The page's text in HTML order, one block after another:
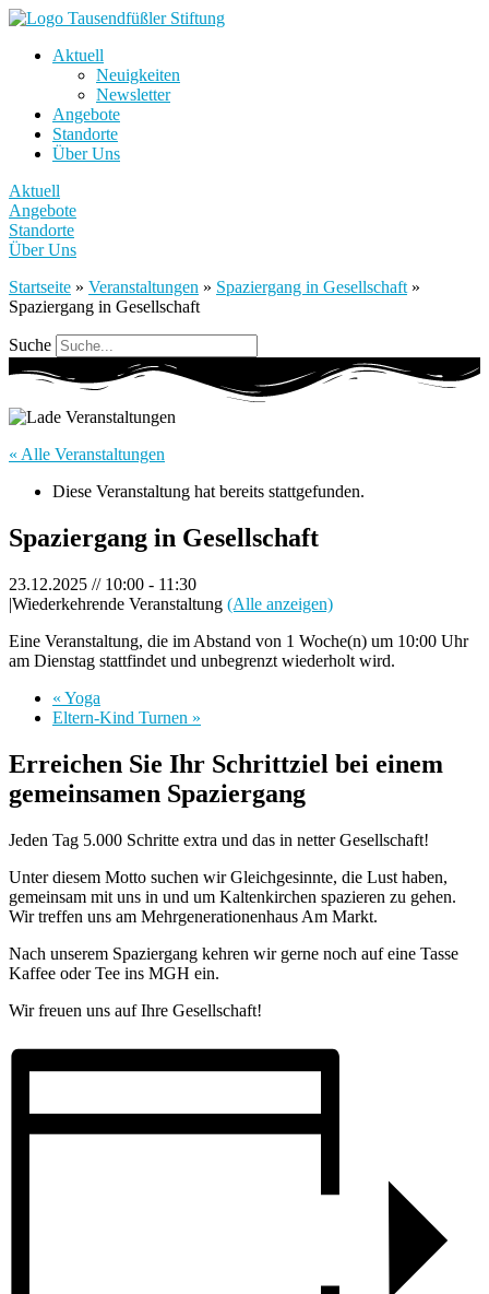
Aktuell
Neuigkeiten
Newsletter
Angebote
Standorte
Über Uns
Aktuell
Angebote
Standorte
Über Uns
Startseite » Veranstaltungen » Spaziergang in Gesellschaft »
Spaziergang in Gesellschaft
Suche
« Alle Veranstaltungen
Diese Veranstaltung hat bereits stattgefunden.
Spaziergang in Gesellschaft
23.12.2025 // 10:00 - 11:30
|Wiederkehrende Veranstaltung (Alle anzeigen)
Eine Veranstaltung, die im Abstand von 1 Woche(n) um 10:00 Uhr
am Dienstag stattfindet und unbegrenzt wiederholt wird.
« Yoga
Eltern-Kind Turnen »
Erreichen Sie Ihr Schrittziel bei einem
gemeinsamen Spaziergang
Jeden Tag 5.000 Schritte extra und das in netter Gesellschaft!
Unter diesem Motto suchen wir Gleichgesinnte, die Lust haben,
gemeinsam mit uns in und um Kaltenkirchen spazieren zu gehen.
Wir treffen uns am Mehrgenerationenhaus Am Markt.
Nach unserem Spaziergang kehren wir gerne noch auf eine Tasse
Kaffee oder Tee ins MGH ein.
Wir freuen uns auf Ihre Gesellschaft!